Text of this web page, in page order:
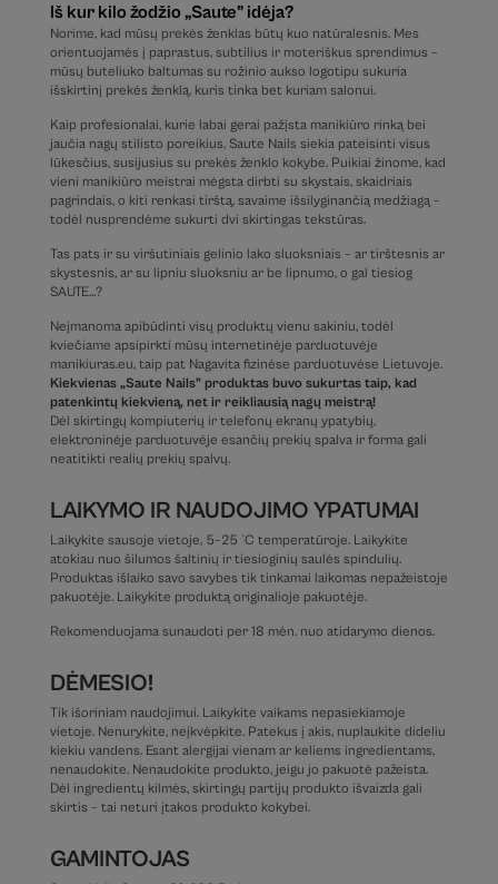
Iš kur kilo žodžio „Saute” idėja?
Norime, kad mūsų prekės ženklas būtų kuo natūralesnis. Mes
orientuojamės į paprastus, subtilius ir moteriškus sprendimus –
mūsų buteliuko baltumas su rožinio aukso logotipu sukuria
išskirtinį prekės ženklą, kuris tinka bet kuriam salonui.
Kaip profesionalai, kurie labai gerai pažįsta manikiūro rinką bei
jaučia nagų stilisto poreikius, Saute Nails siekia pateisinti visus
lūkesčius, susijusius su prekės ženklo kokybe. Puikiai žinome, kad
vieni manikiūro meistrai mėgsta dirbti su skystais, skaidriais
pagrindais, o kiti renkasi tirštą, savaime išsilyginančią medžiagą –
todėl nusprendėme sukurti dvi skirtingas tekstūras.
Tas pats ir su viršutiniais gelinio lako sluoksniais – ar tirštesnis ar
skystesnis, ar su lipniu sluoksniu ar be lipnumo, o gal tiesiog
SAUTE…?
Neįmanoma apibūdinti visų produktų vienu sakiniu, todėl
kviečiame apsipirkti mūsų internetinėje parduotuvėje
manikiuras.eu, taip pat Nagavita fizinėse parduotuvėse Lietuvoje.
Kiekvienas „Saute Nails” produktas buvo sukurtas taip, kad
patenkintų kiekvieną, net ir reikliausią nagų meistrą!
Dėl skirtingų kompiuterių ir telefonų ekranų ypatybių,
elektroninėje parduotuvėje esančių prekių spalva ir forma gali
neatitikti realių prekių spalvų.
LAIKYMO IR NAUDOJIMO YPATUMAI
Laikykite sausoje vietoje, 5–25 °C temperatūroje. Laikykite
atokiau nuo šilumos šaltinių ir tiesioginių saulės spindulių.
Produktas išlaiko savo savybes tik tinkamai laikomas nepažeistoje
pakuotėje. Laikykite produktą originalioje pakuotėje.
Rekomenduojama sunaudoti per 18 mėn. nuo atidarymo dienos.
DĖMESIO!
Tik išoriniam naudojimui. Laikykite vaikams nepasiekiamoje
vietoje. Nenurykite, neįkvėpkite. Patekus į akis, nuplaukite dideliu
kiekiu vandens. Esant alergijai vienam ar keliems ingredientams,
nenaudokite. Nenaudokite produkto, jeigu jo pakuotė pažeista.
Dėl ingredientų kilmės, skirtingų partijų produkto išvaizda gali
skirtis – tai neturi įtakos produkto kokybei.
GAMINTOJAS